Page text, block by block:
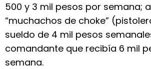
500 y 3 mil pesos por semana;
“muchachos de choke”
sueldo de 4 mil pesos
comandante que recibía 6 mil
semana.